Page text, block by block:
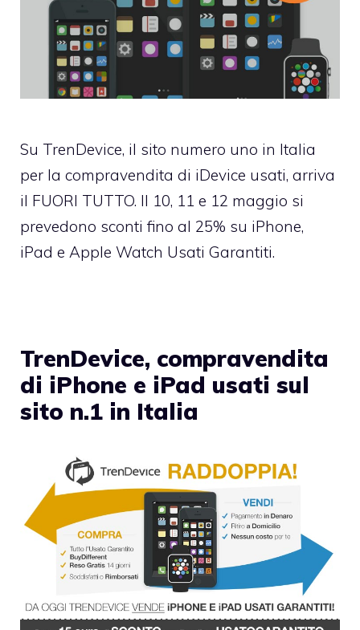
Su TrenDevice, il sito numero uno in Italia
per la compravendita di iDevice usati, arriva
il FUORI TUTTO. Il 10, 11 e 12 maggio si
prevedono sconti fino al 25% su iPhone,
iPad e Apple Watch Usati Garantiti.
TrenDevice, compravendita
di iPhone e iPad usati sul
sito n.1 in Italia